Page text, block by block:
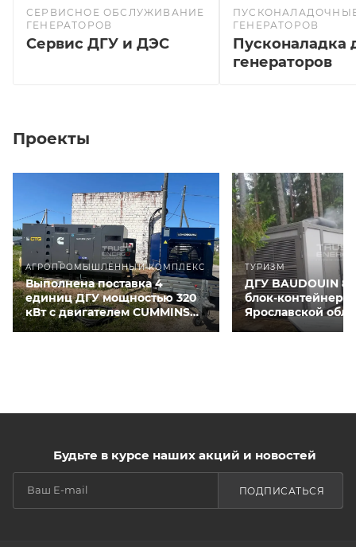
СЕРВИСНОЕ ОБСЛУЖИВАНИЕ
ГЕНЕРАТОРОВ
Сервис ДГУ и ДЭС
ГЕНЕРАТОРОВ
Пусконаладка
генераторов
Проекты
АГРОПРОМЫШЛЕННЫЙ КОМПЛЕКС
Выполнена поставка 4
единиц ДГУ мощностью 320
кВт с двигателем CUMMINS
QSNT-G3 для курятников
ТУРИЗМ
ДГУ BAUDOUIN
блок-контейнере
Ярославской
Будьте в курсе наших акций и новостей
ПОДПИСАТЬСЯ